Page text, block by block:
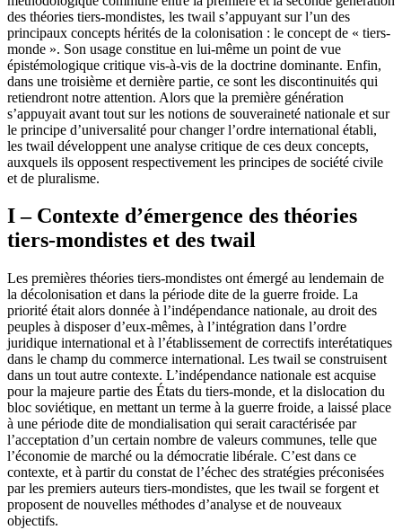
des théories tiers-mondistes, les twail s’appuyant sur l’un des
principaux concepts hérités de la colonisation : le concept de « tiers-
monde ». Son usage constitue en lui-même un point de vue
épistémologique critique vis-à-vis de la doctrine dominante. Enfin,
dans une troisième et dernière partie, ce sont les discontinuités qui
retiendront notre attention. Alors que la première génération
s’appuyait avant tout sur les notions de souveraineté nationale et sur
le principe d’universalité pour changer l’ordre international établi,
les twail développent une analyse critique de ces deux concepts,
auxquels ils opposent respectivement les principes de société civile
et de pluralisme.
I – Contexte d’émergence des théories
tiers-mondistes et des twail
Les premières théories tiers-mondistes ont émergé au lendemain de
la décolonisation et dans la période dite de la guerre froide. La
priorité était alors donnée à l’indépendance nationale, au droit des
peuples à disposer d’eux-mêmes, à l’intégration dans l’ordre
juridique international et à l’établissement de correctifs interétatiques
dans le champ du commerce international. Les twail se construisent
dans un tout autre contexte. L’indépendance nationale est acquise
pour la majeure partie des États du tiers-monde, et la dislocation du
bloc soviétique, en mettant un terme à la guerre froide, a laissé place
à une période dite de mondialisation qui serait caractérisée par
l’acceptation d’un certain nombre de valeurs communes, telle que
l’économie de marché ou la démocratie libérale. C’est dans ce
contexte, et à partir du constat de l’échec des stratégies préconisées
par les premiers auteurs tiers-mondistes, que les twail se forgent et
proposent de nouvelles méthodes d’analyse et de nouveaux
objectifs.